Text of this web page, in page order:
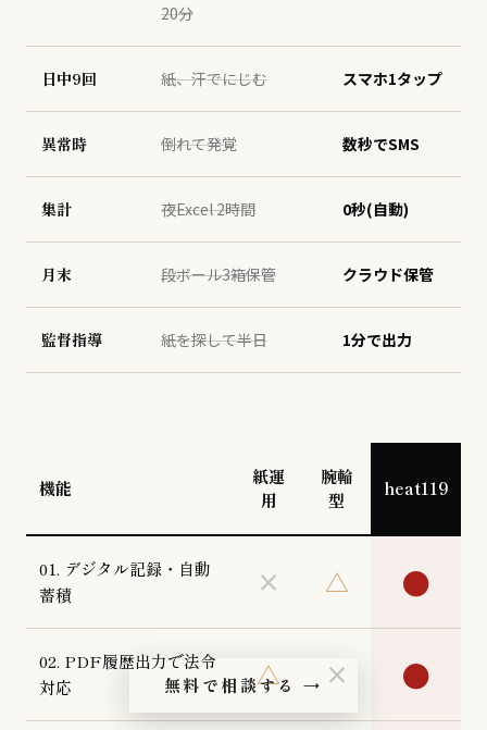
20分
日中9回 紙、汗でにじむ スマホ1タップ
異常時 倒れて発覚 数秒でSMS
集計 夜Excel 2時間 0秒(自動)
月末 段ボール3箱保管 クラウド保管
監督指導 紙を探して半日 1分で出力
機能
紙運
用
腕輪
型
heat119
01. デジタル記録・自動
蓄積
× △ ●
02. PDF履歴出力で法令
対応
△ × ●
無料で相談する →